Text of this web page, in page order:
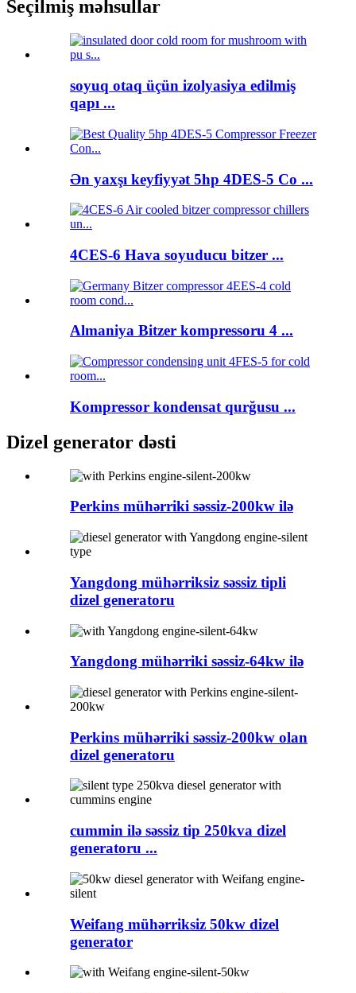
Seçilmiş məhsullar
soyuq otaq üçün izolyasiya edilmiş
qapı ...
Ən yaxşı keyfiyyət 5hp 4DES-5 Co ...
4CES-6 Hava soyuducu bitzer ...
Almaniya Bitzer kompressoru 4 ...
Kompressor kondensat qurğusu ...
Dizel generator dəsti
Perkins mühərriki səssiz-200kw ilə
Yangdong mühərriksiz səssiz tipli
dizel generatoru
Yangdong mühərriki səssiz-64kw ilə
Perkins mühərriki səssiz-200kw olan
dizel generatoru
cummin ilə səssiz tip 250kva dizel
generatoru ...
Weifang mühərriksiz 50kw dizel
generator